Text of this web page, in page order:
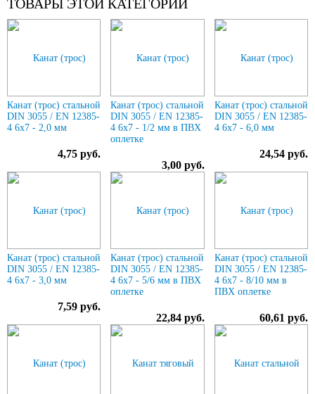
ТОВАРЫ ЭТОЙ КАТЕГОРИИ
Канат (трос) стальной
DIN 3055 / EN 12385-
4 6x7 - 2,0 мм
4,75 руб.
Канат (трос) стальной
DIN 3055 / EN 12385-
4 6x7 - 1/2 мм в ПВХ
оплетке
3,00 руб.
Канат (трос) стальной
DIN 3055 / EN 12385-
4 6x7 - 6,0 мм
24,54 руб.
Канат (трос) стальной
DIN 3055 / EN 12385-
4 6x7 - 3,0 мм
7,59 руб.
Канат (трос) стальной
DIN 3055 / EN 12385-
4 6x7 - 5/6 мм в ПВХ
оплетке
22,84 руб.
Канат (трос) стальной
DIN 3055 / EN 12385-
4 6x7 - 8/10 мм в
ПВХ оплетке
60,61 руб.